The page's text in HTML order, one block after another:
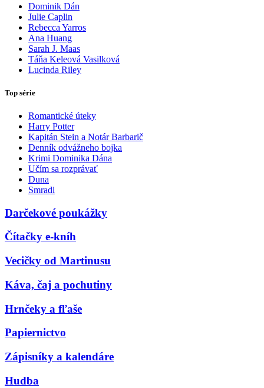
Dominik Dán
Julie Caplin
Rebecca Yarros
Ana Huang
Sarah J. Maas
Táňa Keleová Vasilková
Lucinda Riley
Top série
Romantické úteky
Harry Potter
Kapitán Stein a Notár Barbarič
Denník odvážneho bojka
Krimi Dominika Dána
Učím sa rozprávať
Duna
Smradi
Darčekové poukážky
Čítačky e-kníh
Vecičky od Martinusu
Káva, čaj a pochutiny
Hrnčeky a fľaše
Papiernictvo
Zápisníky a kalendáre
Hudba